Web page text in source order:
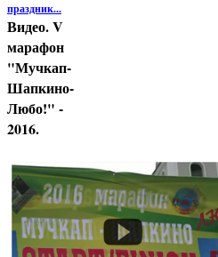
праздник...
Видео. V
марафон
"Мучкап-
Шапкино-
Любо!" -
2016.